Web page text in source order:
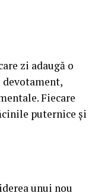
zi adaugă o
devotament,
Fiecare
puternice și
unui nou